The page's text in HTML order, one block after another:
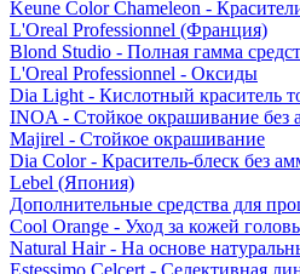
Keune Color Chameleon -
L'Oreal Professionnel (Франция)
Blond Studio - Полная гамма
L'Oreal Professionnel - Оксиды
Dia Light - Кислотный краситель
INOA - Стойкое окрашивание без
Majirel - Стойкое окрашивание
Dia Color - Краситель-блеск без
Lebel (Япония)
Дополнительные средства для
Cool Orange - Уход за кожей
Natural Hair - На основе
Estessimo Celcert - Селективная